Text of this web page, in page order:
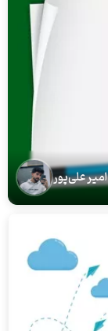
امیر علی‌پور